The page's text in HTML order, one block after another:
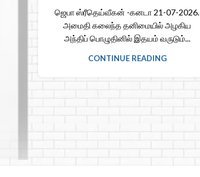
ஜெபா ஸ்ரீதெய்வீகன் -கனடா 21-07-2026.
அமைதி கலைந்த தனிமையில் அழகிய
அந்திப் பொழுதினில் இதயம் வருடும்...
CONTINUE READING